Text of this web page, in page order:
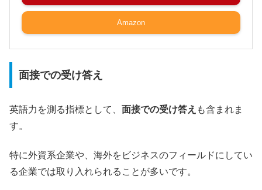
Amazon
面接での受け答え
英語力を測る指標として、 面接での受け答え も含まれま
す。
特に外資系企業や、海外をビジネスのフィールドにしてい
る企業では取り入れられることが多いです。